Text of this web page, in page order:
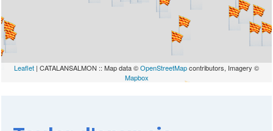
Leaflet | CATALANSALMON :: Map data ©OpenStreetMapcontributors, Imagery ©
Mapbox